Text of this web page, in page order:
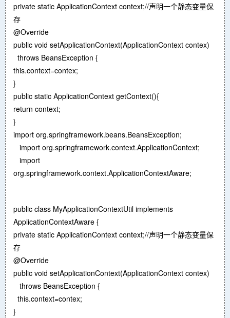
private static ApplicationContext context;//声明一个静态变量保
存
@Override
public void setApplicationContext(ApplicationContext contex)
throws BeansException {
this.context=contex;
}
public static ApplicationContext getContext(){
return context;
}
import org.springframework.beans.BeansException;
import org.springframework.context.ApplicationContext;
import
org.springframework.context.ApplicationContextAware;
public class MyApplicationContextUtil implements
ApplicationContextAware {
private static ApplicationContext context;//声明一个静态变量保
存
@Override
public void setApplicationContext(ApplicationContext contex)
throws BeansException {
this.context=contex;
}